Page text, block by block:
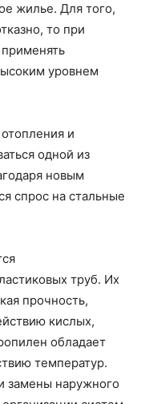
жилье. Для того,
то при
уровнем
и
одной из
новым
спрос на стальные
труб. Их
прочность,
кислых,
обладает
температур.
замены наружного